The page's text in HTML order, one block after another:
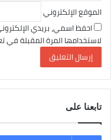
الموقع الإلكتروني
احفظ اسمي، بريدي
لاستخدامها المرة المقبلة في
تابعنا على